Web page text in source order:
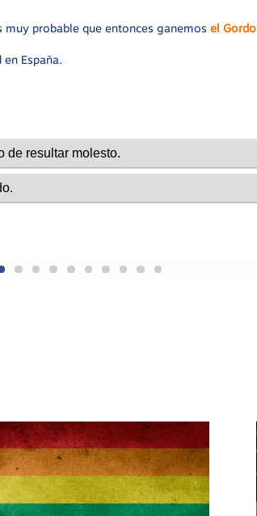
muy probable que entonces ganemosel Gordo
España.